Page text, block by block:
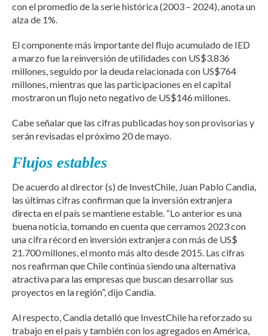
con el promedio de la serie histórica (2003 – 2024), anota un
alza de 1%.
El componente más importante del flujo acumulado de IED
a marzo fue la reinversión de utilidades con US$3.836
millones, seguido por la deuda relacionada con US$764
millones, mientras que las participaciones en el capital
mostraron un flujo neto negativo de US$146 millones.
Cabe señalar que las cifras publicadas hoy son provisorias y
serán revisadas el próximo 20 de mayo.
Flujos estables
De acuerdo al director (s) de InvestChile, Juan Pablo Candia,
las últimas cifras confirman que la inversión extranjera
directa en el país se mantiene estable. “Lo anterior es una
buena noticia, tomando en cuenta que cerramos 2023 con
una cifra récord en inversión extranjera con más de US$
21.700 millones, el monto más alto desde 2015. Las cifras
nos reafirman que Chile continúa siendo una alternativa
atractiva para las empresas que buscan desarrollar sus
proyectos en la región”, dijo Candia.
Al respecto, Candia detalló que InvestChile ha reforzado su
trabajo en el país y también con los agregados en América,